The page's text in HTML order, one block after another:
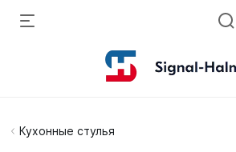
Кухонные стулья